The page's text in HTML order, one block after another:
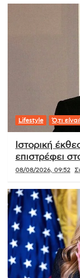
Lifestyle Ό,τι είναι!
Ιστορική
επιστρέφει
08/08/2026, 09:52